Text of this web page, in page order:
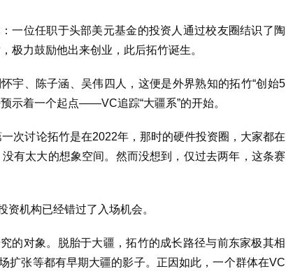
一位任职于头部美元基金的投资人通过校友圈结识了陶
极力鼓励他出来创业，此后拓竹诞生。
宇、陈子涵、吴伟 四人，这便是外界熟知的拓竹“创始5
示着一个起点——VC追踪“大疆系”的开始。
次讨论拓竹是在2022年，那时的硬件投资圈，大家都在
有太大的想象空间。然而没想到，仅过去两年，这条赛
机构已经错过了入场机会。
的对象。脱胎于大疆，拓竹的成长路径与前东家极其相
扩张等都有早期大疆的影子。正因如此，一个群体在VC